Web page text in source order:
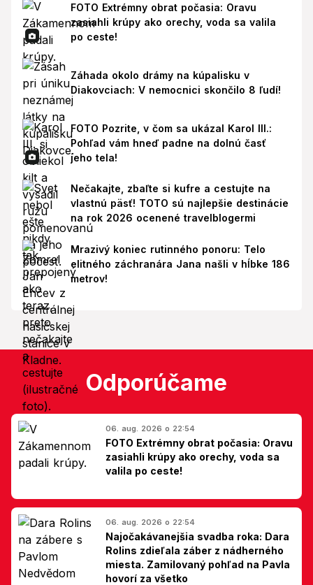
FOTO Extrémny obrat počasia: Oravu
zasiahli krúpy ako orechy, voda sa valila
po ceste!
Záhada okolo drámy na kúpalisku v
Diakovciach: V nemocnici skončilo 8 ľudí!
FOTO Pozrite, v čom sa ukázal Karol III.:
Pohľad vám hneď padne na dolnú časť
jeho tela!
Nečakajte, zbaľte si kufre a cestujte na
vlastnú päsť! TOTO sú najlepšie destinácie
na rok 2026 ocenené travelblogermi
Mrazivý koniec rutinného ponoru: Telo
elitného záchranára Jana našli v hĺbke 186
metrov!
Odporúčame
06. aug. 2026 o 22:54
FOTO Extrémny obrat počasia: Oravu
zasiahli krúpy ako orechy, voda sa
valila po ceste!
06. aug. 2026 o 22:54
Najočakávanejšia svadba roka: Dara
Rolins zdieľala záber z nádherného
miesta. Zamilovaný pohľad na Pavla
hovorí za všetko